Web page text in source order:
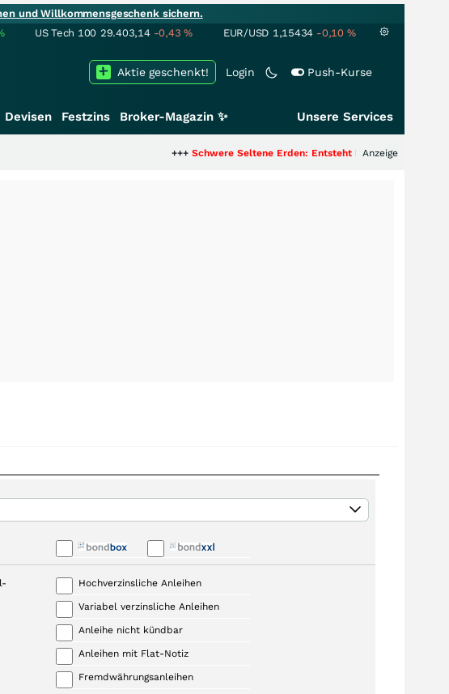
und Willkommensgeschenk sichern.
US Tech 100 29.403,14 -0,43% EUR/USD 1,15434 -0,10 %
Login Push-Kurse
Aktie geschenkt!
Devisen Festzins Broker-Magazin ✨ Unsere Services
Schwere Seltene Erden: Entsteht hier die nächste
Anzeige
Hochverzinsliche Anleihen
Variabel verzinsliche Anleihen
Anleihe nicht kündbar
Anleihen mit Flat-Notiz
Fremdwährungsanleihen